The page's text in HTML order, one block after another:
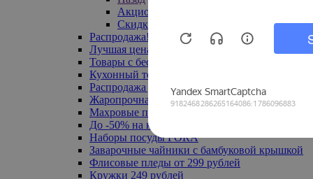
Акционные товары
Скидка 20% по промокоду
Распродажа! Ульяновск до -70%
Лучшая цена
Товары с бесплатной доставкой
Кухонный текстиль
Распродажа до -50%
Жаропрочная посуда
Махровые полотенца
До -50% на ковры
Наборы посуды FORA
Заварочные чайники с бамбуковой крышкой
Флисовые пледы от 299 рублей
Кружки 249 рублей